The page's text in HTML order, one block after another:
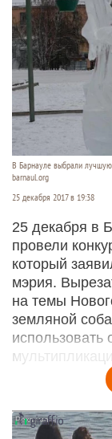
В Барнауле выбрали
barnaul.org
25 декабря 2017 в 19:38
25 декабря в
провели
который
мэрия.
на темы
земляной
использовать